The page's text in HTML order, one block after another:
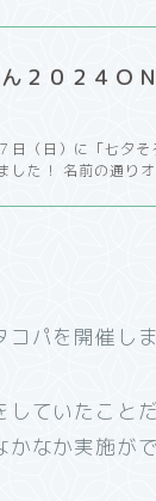
２０２４Ｏ
日（日）に「七夕
した！ 名前の通り
パを開催し
ていたこと
なか実施が